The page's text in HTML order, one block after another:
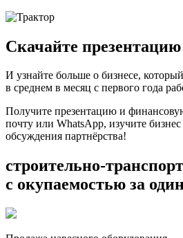
Скачайте
И узнайте больше о бизнесе,
в среднем в месяц с первого года
Получите презентацию и
почту или WhatsApp, изучите
обсуждения партнёрства!
строительно-
с окупаемостью за